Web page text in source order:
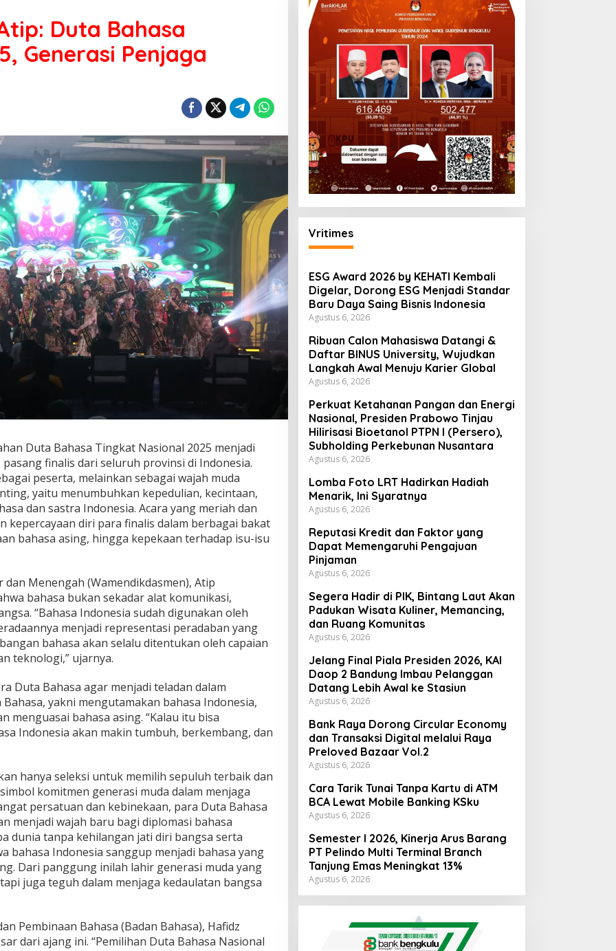
Duta Bahasa
Generasi Penjaga
Duta Bahasa Tingkat Nasional 2025 menjadi
finalis dari seluruh provinsi di Indonesia.
peserta, melainkan sebagai wajah muda
yaitu menumbuhkan kepedulian, kecintaan,
dan sastra Indonesia. Acara yang meriah dan
kepercayaan diri para finalis dalam berbagai bakat
bahasa asing, hingga kepekaan terhadap isu-isu
Menengah (Wamendikdasmen), Atip
bahasa bukan sekadar alat komunikasi,
“Bahasa Indonesia sudah digunakan oleh
menjadi representasi peradaban yang
bahasa akan selalu ditentukan oleh capaian
teknologi,” ujarnya.
Duta Bahasa agar menjadi teladan dalam
yakni mengutamakan bahasa Indonesia,
menguasai bahasa asing. “Kalau itu bisa
Indonesia akan makin tumbuh, berkembang, dan
hanya seleksi untuk memilih sepuluh terbaik dan
komitmen generasi muda dalam menjaga
persatuan dan kebinekaan, para Duta Bahasa
menjadi wajah baru bagi diplomasi bahasa
dunia tanpa kehilangan jati diri bangsa serta
bahasa Indonesia sanggup menjadi bahasa yang
Dari panggung inilah lahir generasi muda yang
juga teguh dalam menjaga kedaulatan bangsa
Pembinaan Bahasa (Badan Bahasa), Hafidz
dari ajang ini. “Pemilihan Duta Bahasa Nasional
Vritimes
ESG Award 2026 by KEHATI Kembali
Digelar, Dorong ESG Menjadi Standar
Baru Daya Saing Bisnis Indonesia
Agustus 6, 2026
Ribuan Calon Mahasiswa Datangi &
Daftar BINUS University, Wujudkan
Langkah Awal Menuju Karier Global
Agustus 6, 2026
Perkuat Ketahanan Pangan dan Energi
Nasional, Presiden Prabowo Tinjau
Hilirisasi Bioetanol PTPN I (Persero),
Subholding Perkebunan Nusantara
Agustus 6, 2026
Lomba Foto LRT Hadirkan Hadiah
Menarik, Ini Syaratnya
Agustus 6, 2026
Reputasi Kredit dan Faktor yang
Dapat Memengaruhi Pengajuan
Pinjaman
Agustus 6, 2026
Segera Hadir di PIK, Bintang Laut Akan
Padukan Wisata Kuliner, Memancing,
dan Ruang Komunitas
Agustus 6, 2026
Jelang Final Piala Presiden 2026, KAI
Daop 2 Bandung Imbau Pelanggan
Datang Lebih Awal ke Stasiun
Agustus 6, 2026
Bank Raya Dorong Circular Economy
dan Transaksi Digital melalui Raya
Preloved Bazaar Vol.2
Agustus 6, 2026
Cara Tarik Tunai Tanpa Kartu di ATM
BCA Lewat Mobile Banking KSku
Agustus 6, 2026
Semester I 2026, Kinerja Arus Barang
PT Pelindo Multi Terminal Branch
Tanjung Emas Meningkat 13%
Agustus 6, 2026